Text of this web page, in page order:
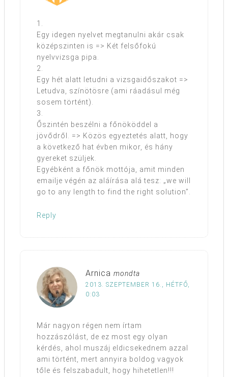
1.
Egy idegen nyelvet megtanulni akár csak
középszinten is => Két felsőfokú
nyelvvizsga pipa.
2.
Egy hét alatt letudni a vizsgaidőszakot =>
Letudva, színötösre (ami ráadásul még
sosem történt).
3.
Őszintén beszélni a főnököddel a
jövődről. => Közös egyeztetés alatt, hogy
a következő hat évben mikor, és hány
gyereket szüljek.
Egyébként a főnök mottója, amit minden
emailje végén az aláírása alá tesz: „we will
go to any length to find the right solution”.
Reply
Arnica mondta
2013. SZEPTEMBER 16., HÉTFŐ,
0:03
Már nagyon régen nem írtam
hozzászólást, de ez most egy olyan
kérdés, ahol muszáj eldicsekednem azzal
ami történt, mert annyira boldog vagyok
tőle és felszabadult, hogy hihetetlen!!!